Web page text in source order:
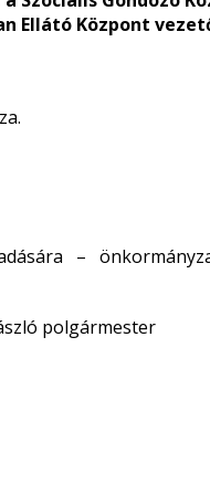
Ellátó Központ
–
polgármester